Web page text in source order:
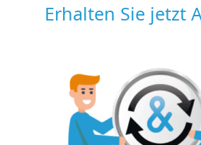
Erhalten Sie jetzt